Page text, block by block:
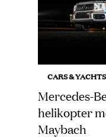
CARS & YACHTS
Mercedes-
helikopter
Maybach